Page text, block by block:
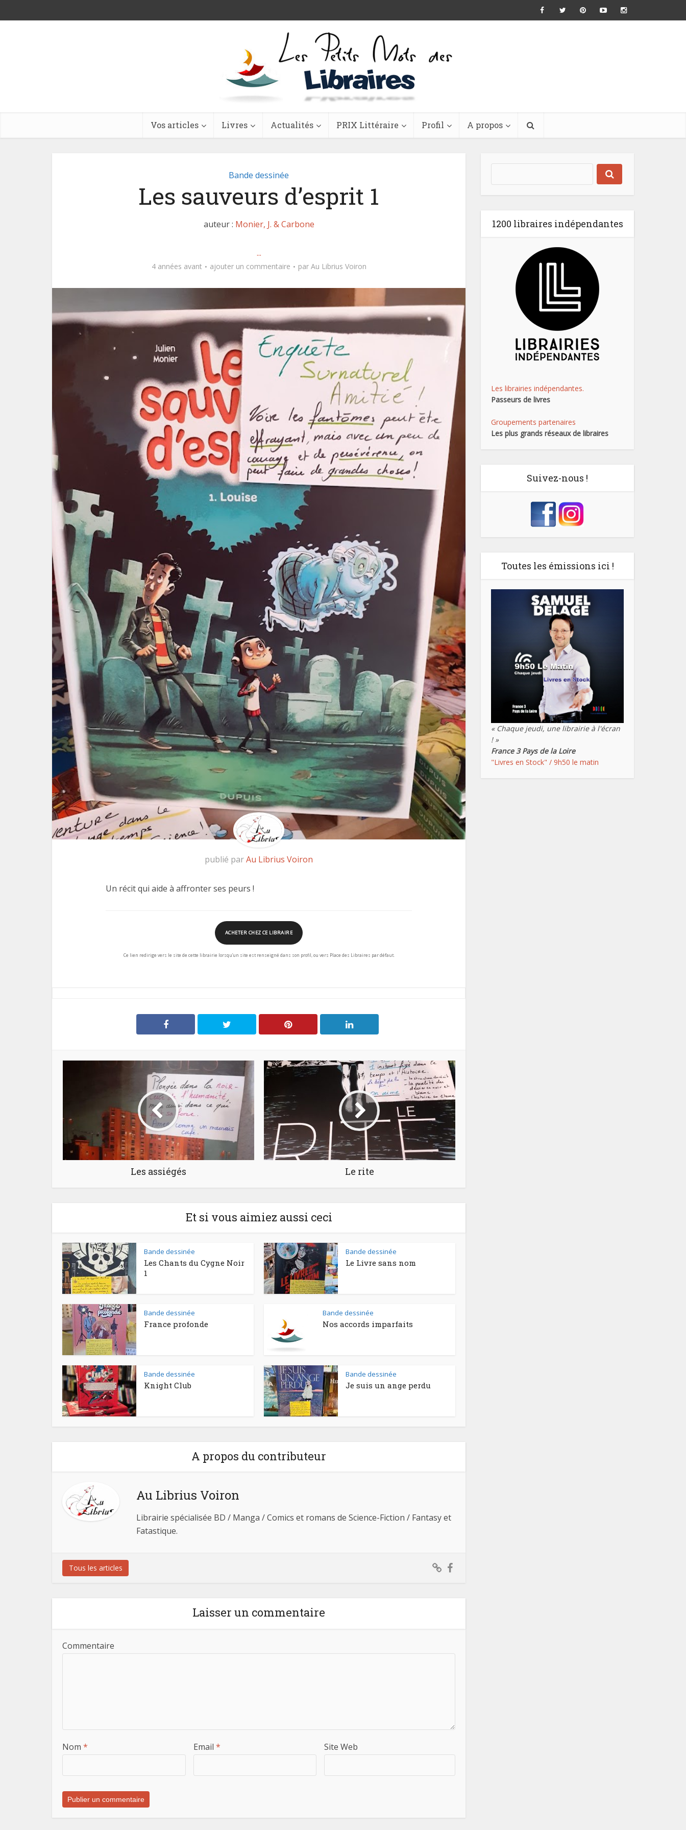
Vos articles Livres Actualités PRIX Littéraire Profil A propos
Bande dessinée
Les sauveurs d’esprit 1
auteur : Monier, J. & Carbone
...
4 années avant ajouter un commentaire par Au Librius Voiron
publié parAu Librius Voiron
Un récit qui aide à affronter ses peurs !
ACHETER CHEZ CE LIBRAIRE
Ce lien redirige vers le site de cette librairie lorsqu’un site est renseigné dans son profil, ou vers Place des Libraires par défaut.
Les assiégés Le rite
Et si vous aimiez aussi ceci
Bande dessinée
Les Chants du Cygne Noir
1
Bande dessinée
Le Livre sans nom
Bande dessinée
France profonde
Bande dessinée
Nos accords imparfaits
Bande dessinée
Knight Club
Bande dessinée
Je suis un ange perdu
A propos du contributeur
Au Librius Voiron
Librairie spécialisée BD / Manga / Comics et romans de Science-Fiction / Fantasy et
Fatastique.
Tous les articles
Laisser un commentaire
Commentaire
Nom * Email * Site Web
1200 libraires indépendantes
Les librairies indépendantes.
Passeurs de livres
Groupements partenaires
Les plus grands réseaux de libraires
Suivez-nous !
Toutes les émissions ici !
« Chaque jeudi, une librairie à l'écran
! »
France 3 Pays de la Loire
"Livres en Stock" / 9h50 le matin